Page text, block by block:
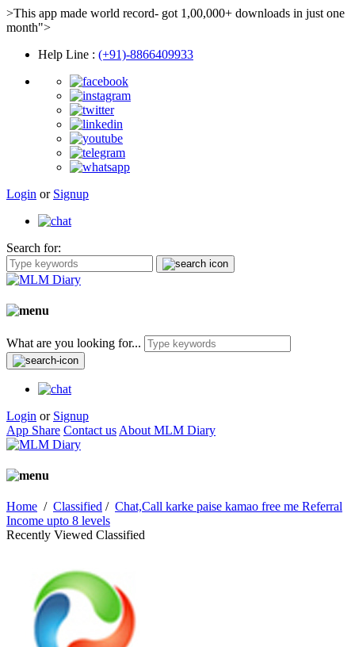
>This app made world record- got 1,00,000+ downloads in just one
month">
Help Line : (+91)-8866409933
Login or Signup
Search for:
What are you looking for...
Login or Signup
App Share Contact us About MLM Diary
Home / Classified / Chat,Call karke paise kamao free me Referral
Income upto 8 levels
Recently Viewed Classified